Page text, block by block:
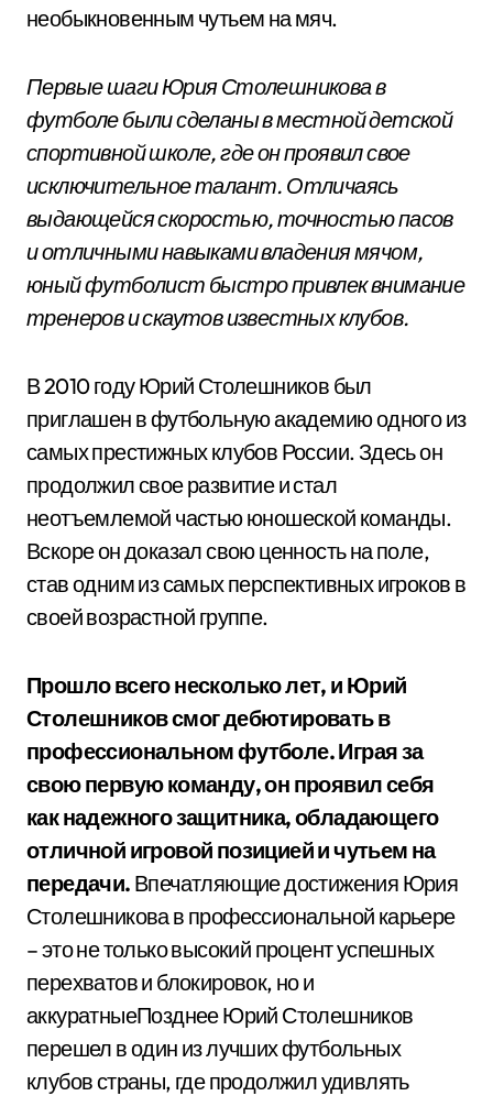
необыкновенным чутьем на мяч.
Первые шаги Юрия Столешникова в
футболе были сделаны в местной детской
спортивной школе, где он проявил свое
исключительное талант. Отличаясь
выдающейся скоростью, точностью пасов
и отличными навыками владения мячом,
юный футболист быстро привлек внимание
тренеров и скаутов известных клубов.
В 2010 году Юрий Столешников был
приглашен в футбольную академию одного из
самых престижных клубов России. Здесь он
продолжил свое развитие и стал
неотъемлемой частью юношеской команды.
Вскоре он доказал свою ценность на поле,
став одним из самых перспективных игроков в
своей возрастной группе.
Прошло всего несколько лет, и Юрий
Столешников смог дебютировать в
профессиональном футболе. Играя за
свою первую команду, он проявил себя
как надежного защитника, обладающего
отличной игровой позицией и чутьем на
передачи. Впечатляющие достижения Юрия
Столешникова в профессиональной карьере
– это не только высокий процент успешных
перехватов и блокировок, но и
аккуратныеПозднее Юрий Столешников
перешел в один из лучших футбольных
клубов страны, где продолжил удивлять